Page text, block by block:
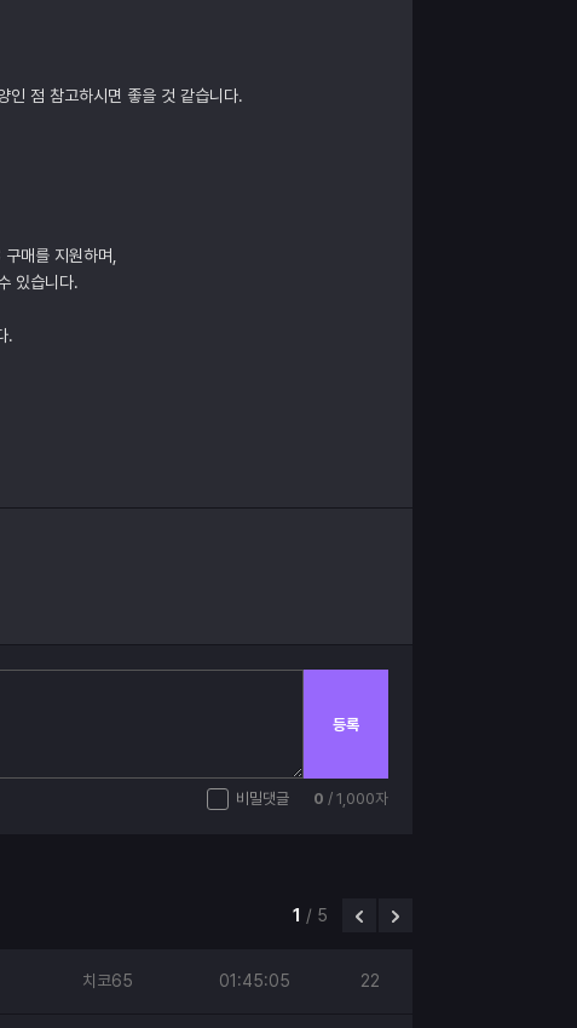
인 점 참고하시면 좋을 것 같습니다.
매를 지원하며,
있습니다.
.
등록
비밀댓글 0 / 1,000자
1 / 5
치코65 01:45:05 22